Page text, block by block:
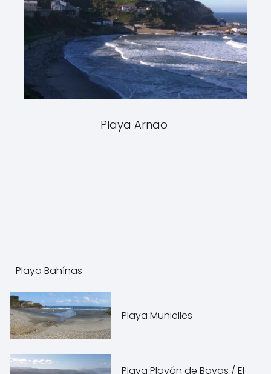
Playa Arnao
Playa Bahínas
Playa Munielles
Playa Playón de Bayas / El